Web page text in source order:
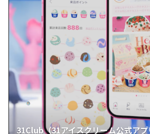
31Club（31アイスクリーム公式ア